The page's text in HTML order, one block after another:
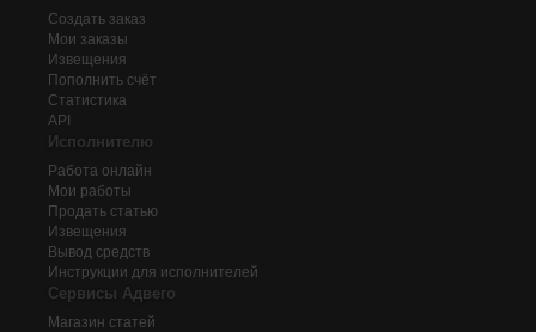
Создать заказ
Мои заказы
Извещения
Пополнить счёт
Статистика
API
Исполнителю
Работа онлайн
Мои работы
Продать статью
Извещения
Вывод средств
Инструкции для исполнителей
Сервисы Адвего
Магазин статей